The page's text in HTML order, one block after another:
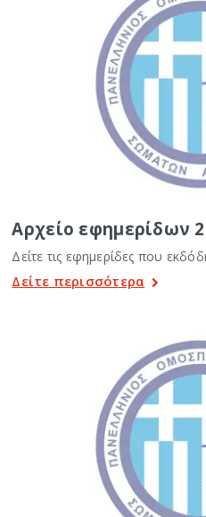
Αρχείο εφημερίδων
Δείτε τις εφημερίδες που
Δείτε περισσότερα